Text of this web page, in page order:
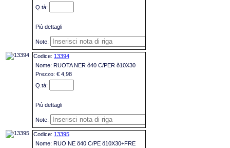
Più dettagli
13394
RUOTA NER õ40 C/PER õ10X30
€ 4,98
Più dettagli
13395
RUO NE õ40 C/PE õ10X30+FRE